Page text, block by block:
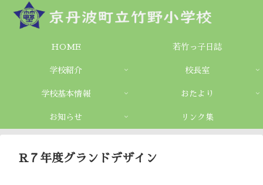
HOME 若竹っ子日誌
学校紹介 校長室
学校基本情報 おたより
お知らせ リンク集
R７年度グランドデザイン